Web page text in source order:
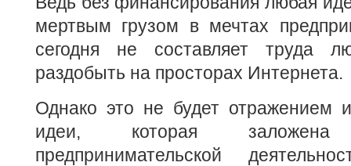
мертвым грузом в мечтах
сегодня не составляет труда
раздобыть на просторах Интернета.
Однако это не будет отражением
идеи, которая
предпринимательской